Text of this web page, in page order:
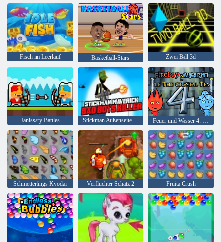
Fisch im Leerlauf Basketball-Stars Zwei Ball 3d
Janissary Battles Stickman Außenseiter Bad Boys Mörder Feuer und Wasser 4: Kristalltempel
Schmetterlings Kyodai Verfluchter Schatz 2 Fruita Crush